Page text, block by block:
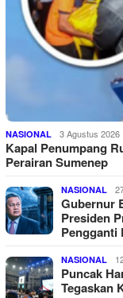
NASIONAL 3 Agustus 2026
Kapal Penumpang
Perairan Sumenep
NASIONAL
Gubernur
Presiden
Pengganti
NASIONAL
Puncak
Tegaskan